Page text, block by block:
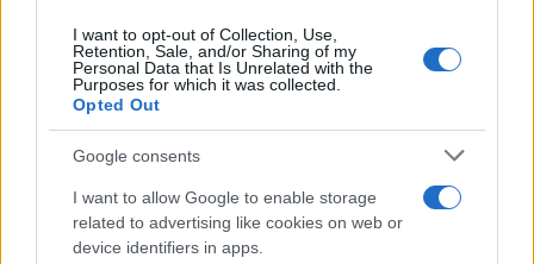
I want to opt-out of Collection, Use,
Retention, Sale, and/or Sharing of my
Personal Data that Is Unrelated with the
Purposes for which it was collected.
Opted Out
Google consents
I want to allow Google to enable storage
related to advertising like cookies on web or
device identifiers in apps.
H Βαλέρια Χοψονίδου βάφτισε τον μονάκριβο
γιο της στην Βουλιαγμένη – Φωτογραφίες
09.08.2026